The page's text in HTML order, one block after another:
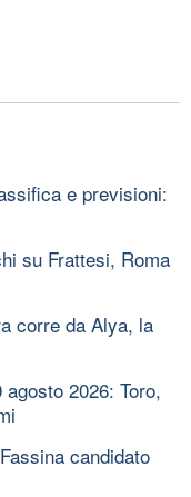
e previsioni:
su Frattesi, Roma
corre da Alya, la
2026: Toro,
candidato